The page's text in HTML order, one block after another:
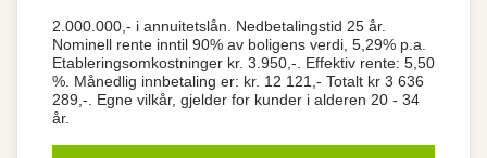
2.000.000,- i annuitetslån. Nedbetalingstid 25 år.
Nominell rente inntil 90% av boligens verdi, 5,29% p.a.
Etableringsomkostninger kr. 3.950,-. Effektiv rente: 5,50
%. Månedlig innbetaling er: kr. 12 121,- Totalt kr 3 636
289,-. Egne vilkår, gjelder for kunder i alderen 20 - 34
år.